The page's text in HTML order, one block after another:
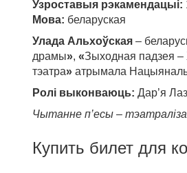
Узроставыя рэкамендацыі:
Мова: беларуская
Улада Альхоўская –
драмы», «Зыходная падзея –
тэатра» атрымала
Ролі выконваюць: Дар’я
Чытанне п’есы –
Купить билет для